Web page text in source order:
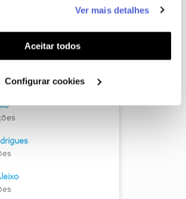
(cookies de personalização e
adaptar anúncios aos seus interesses
personalizada). Pode gerir a
clicando em "Configurar
Ver mais detalhes
Aceitar todos
Configurar cookies
Fame de julho